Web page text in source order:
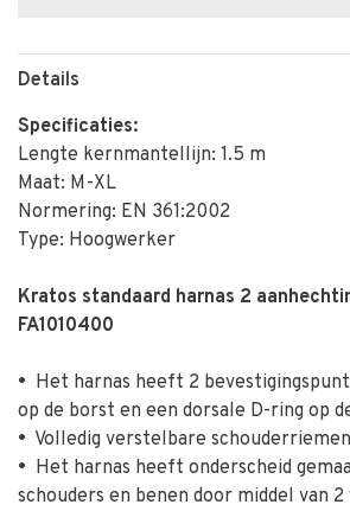
Details
Specificaties:
Lengte kernmantellijn: 1.5 m
Maat: M-XL
Normering: EN 361:2002
Type: Hoogwerker
Kratos standaard harnas 2
FA1010400
• Het harnas heeft 2
op de borst en een dorsale D-ring op
• Volledig verstelbare
• Het harnas heeft onderscheid
schouders en benen door middel van